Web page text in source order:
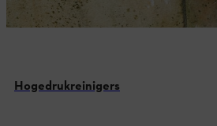
Hogedrukreinigers